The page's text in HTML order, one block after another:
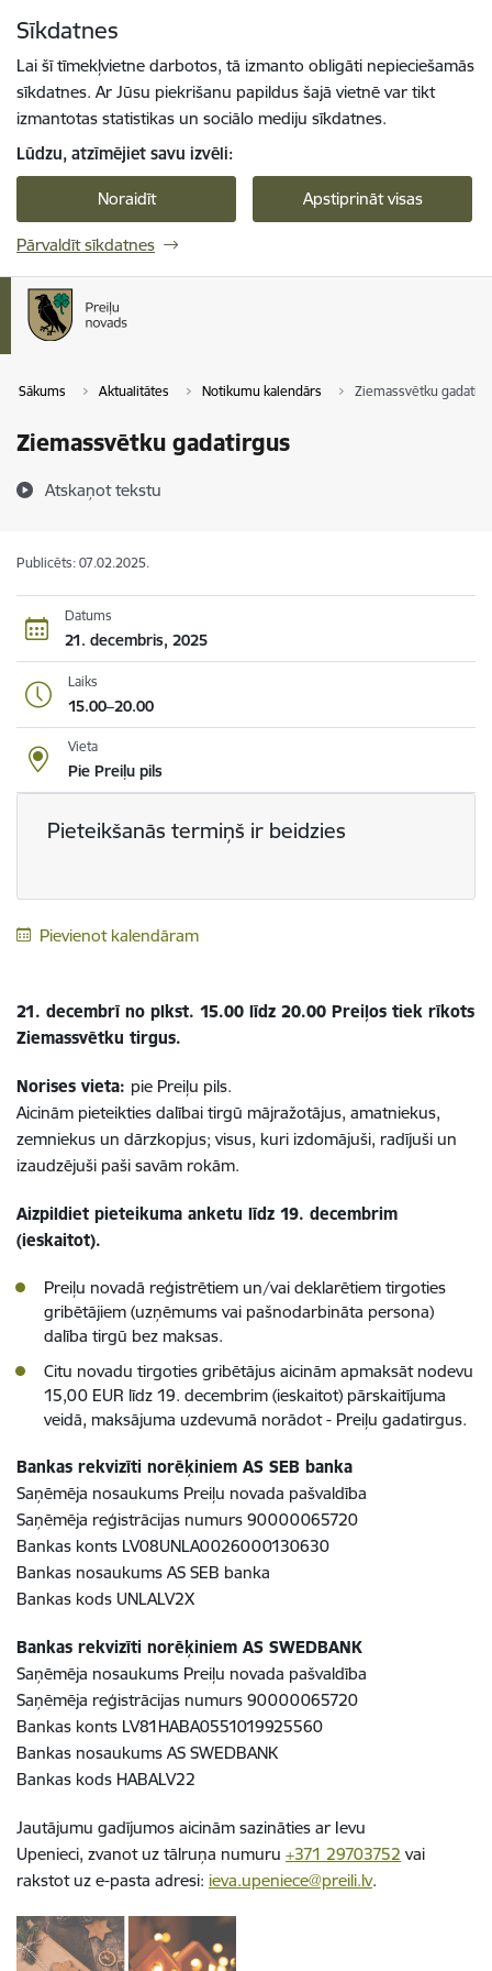
Sīkdatnes
Lai šī tīmekļvietne darbotos, tā izmanto obligāti nepieciešamās
sīkdatnes. Ar Jūsu piekrišanu papildus šajā vietnē var tikt
izmantotas statistikas un sociālo mediju sīkdatnes.
Lūdzu, atzīmējiet savu izvēli:
Noraidīt Apstiprināt visas
Pārvaldīt sīkdatnes
Sākums Aktualitātes Notikumu kalendārs Ziemassvētku
Ziemassvētku gadatirgus
Atskaņot tekstu
Publicēts: 07.02.2025.
Datums
21. decembris, 2025
Laiks
15.00–20.00
Vieta
Pie Preiļu pils
Pieteikšanās termiņš ir beidzies
Pievienot kalendāram
21. decembrī no plkst. 15.00 līdz 20.00 Preiļos tiek rīkots
Ziemassvētku tirgus.
Norises vieta: pie Preiļu pils.
Aicinām pieteikties dalībai tirgū mājražotājus, amatniekus,
zemniekus un dārzkopjus; visus, kuri izdomājuši, radījuši un
izaudzējuši paši savām rokām.
Aizpildiet pieteikuma anketu līdz 19. decembrim
(ieskaitot).
Preiļu novadā reģistrētiem un/vai deklarētiem tirgoties
gribētājiem (uzņēmums vai pašnodarbināta persona)
dalība tirgū bez maksas.
Citu novadu tirgoties gribētājus aicinām apmaksāt nodevu
15,00 EUR līdz 19. decembrim (ieskaitot) pārskaitījuma
veidā, maksājuma uzdevumā norādot - Preiļu gadatirgus.
Bankas rekvizīti norēķiniem AS SEB banka
Saņēmēja nosaukums Preiļu novada pašvaldība
Saņēmēja reģistrācijas numurs 90000065720
Bankas konts LV08UNLA0026000130630
Bankas nosaukums AS SEB banka
Bankas kods UNLALV2X
Bankas rekvizīti norēķiniem AS SWEDBANK
Saņēmēja nosaukums Preiļu novada pašvaldība
Saņēmēja reģistrācijas numurs 90000065720
Bankas konts LV81HABA0551019925560
Bankas nosaukums AS SWEDBANK
Bankas kods HABALV22
Jautājumu gadījumos aicinām sazināties ar Ievu
Upenieci, zvanot uz tālruņa numuru +371 29703752 vai
rakstot uz e-pasta adresi: ieva.upeniece@preili.lv.